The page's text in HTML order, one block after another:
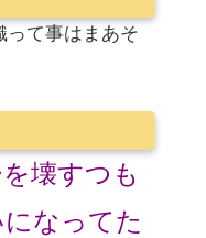
って事はまあそ
壊すつも
なってた